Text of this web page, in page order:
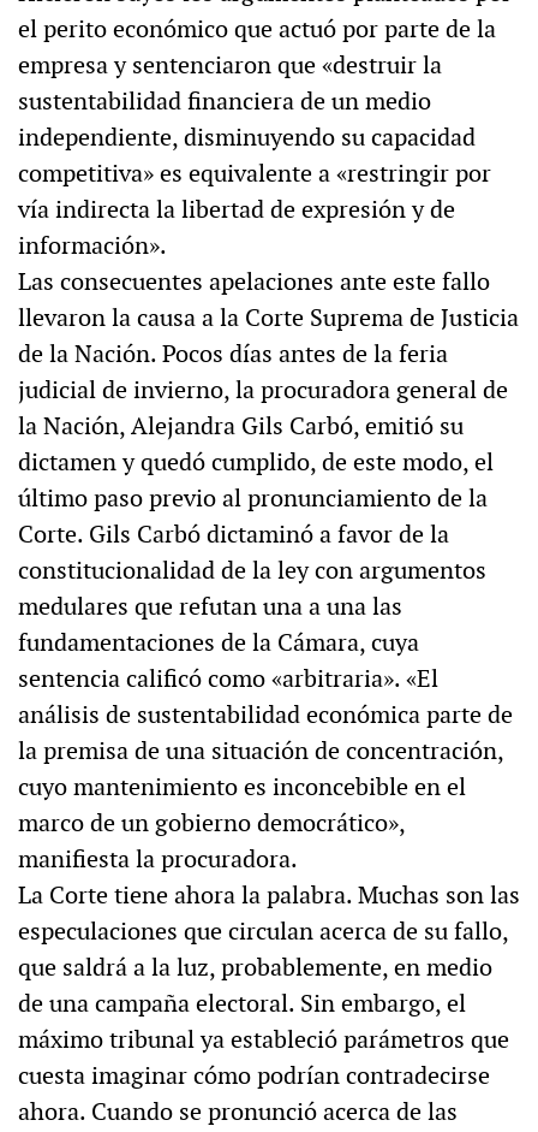
el perito económico que actuó por parte de la
empresa y sentenciaron que «destruir la
sustentabilidad financiera de un medio
independiente, disminuyendo su capacidad
competitiva» es equivalente a «restringir por
vía indirecta la libertad de expresión y de
información».
Las consecuentes apelaciones ante este fallo
llevaron la causa a la Corte Suprema de Justicia
de la Nación. Pocos días antes de la feria
judicial de invierno, la procuradora general de
la Nación, Alejandra Gils Carbó, emitió su
dictamen y quedó cumplido, de este modo, el
último paso previo al pronunciamiento de la
Corte. Gils Carbó dictaminó a favor de la
constitucionalidad de la ley con argumentos
medulares que refutan una a una las
fundamentaciones de la Cámara, cuya
sentencia calificó como «arbitraria». «El
análisis de sustentabilidad económica parte de
la premisa de una situación de concentración,
cuyo mantenimiento es inconcebible en el
marco de un gobierno democrático»,
manifiesta la procuradora.
La Corte tiene ahora la palabra. Muchas son las
especulaciones que circulan acerca de su fallo,
que saldrá a la luz, probablemente, en medio
de una campaña electoral. Sin embargo, el
máximo tribunal ya estableció parámetros que
cuesta imaginar cómo podrían contradecirse
ahora. Cuando se pronunció acerca de las